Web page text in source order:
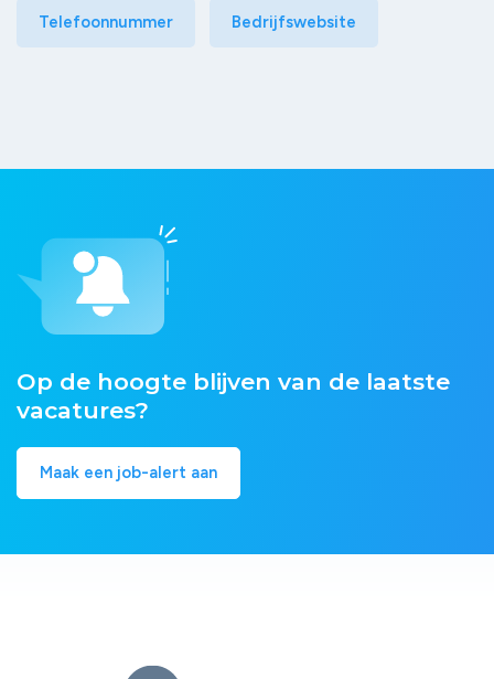
Telefoonnummer Bedrijfswebsite
Op de hoogte blijven van de laatste
vacatures?
Maak een job-alert aan